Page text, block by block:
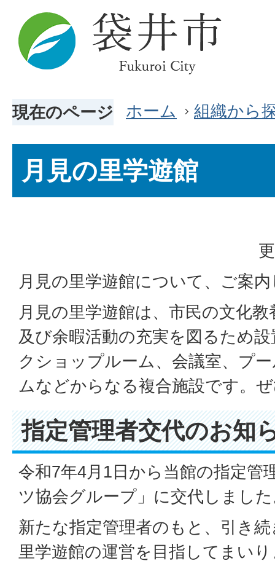
現在のページ ホーム 組織から
月見の里学遊館
月見の里学遊館について、ご案
月見の里学遊館は、市民の文化
及び余暇活動の充実を図るため
クショップルーム、会議室、プ
ムなどからなる複合施設です。
指定管理者交代のお知
令和7年4月1日から当館の指定管
ツ協会グループ」に交代しまし
新たな指定管理者のもと、引き
里学遊館の運営を目指してまい